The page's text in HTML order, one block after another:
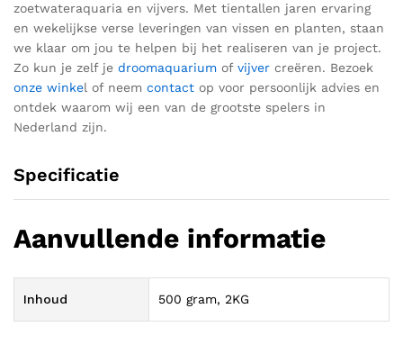
zoetwateraquaria en vijvers. Met tientallen jaren ervaring
en wekelijkse verse leveringen van vissen en planten, staan
we klaar om jou te helpen bij het realiseren van je project.
Zo kun je zelf je droomaquarium of vijver creëren. Bezoek
onze winkel of neem contact op voor persoonlijk advies en
ontdek waarom wij een van de grootste spelers in
Nederland zijn.
Specificatie
Aanvullende informatie
Inhoud 500 gram, 2KG